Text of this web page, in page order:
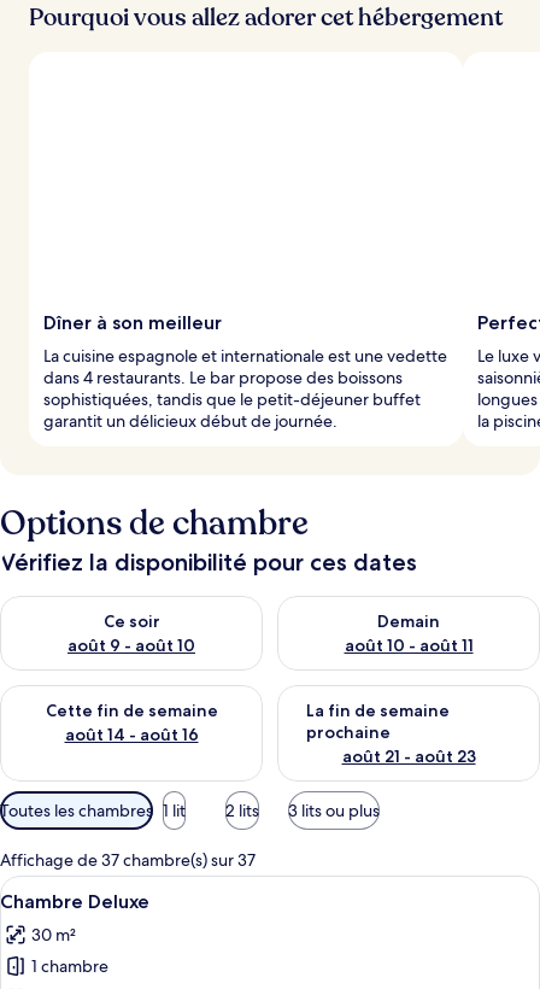
Pourquoi vous allez adorer cet hébergement
Dîner à son meilleur
La cuisine espagnole et internationale est une vedette
dans 4 restaurants. Le bar propose des boissons
sophistiquées, tandis que le petit-déjeuner buffet
garantit un délicieux début de journée.
Le luxe
la
Options de chambre
Vérifiez la disponibilité pour ces dates
Ce soir
août 9 - août 10
Vérifier la disponibilité pour ce soir août 9 - août 10
Demain
août 10 - août 11
Vérifier la disponibilité pour
Cette fin de semaine
août 14 - août 16
Vérifier la disponibilité pour cette fin de semaine août 14 -
La fin de semaine
prochaine
août 21 - août 23
Vérifier la disponibilité pour
Filtres
disponibles
pour
les
chambres
Toutes les chambres 1 lit 2 lits 3 lits ou plus
Affichage de 37 chambre(s) sur 37
Afficher
toutes
les
photos
Une chambre d’hôtel avec un grand
2
Chambre Deluxe
30 m²
1 chambre